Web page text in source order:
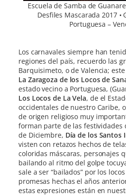
Escuela de Samba de
Desfiles Mascarada 2017 •
Portuguesa –
Los carnavales siempre han
regiones del país, recuerdo las
Barquisimeto, o de Valencia;
La Zaragoza de los Locos de
estado vecino a Portuguesa,
Los Locos de La Vela, de el
occidentales de nuestro Caribe,
de origen religioso muy
forman parte de las festividades
de Diciembre, Día de los Santos
visten con retazos hechos de
coloridas máscaras, personajes
bailando al ritmo del golpe
sale a ser “bailados” por los
promesas hechas el años
estas expresiones están en